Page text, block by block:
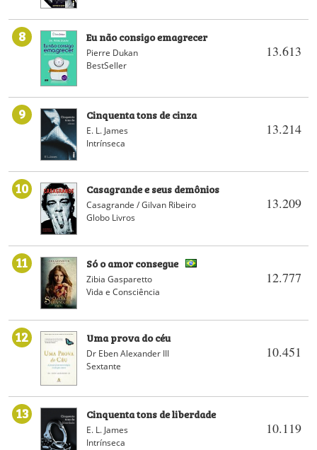
8
13.613
Eu não consigo emagrecer
Pierre Dukan
BestSeller
9
13.214
Cinquenta tons de cinza
E. L. James
Intrínseca
10
13.209
Casagrande e seus demônios
Casagrande / Gilvan Ribeiro
Globo Livros
11
12.777
Só o amor consegue
Zibia Gasparetto
Vida e Consciência
12
10.451
Uma prova do céu
Dr Eben Alexander III
Sextante
13
10.119
Cinquenta tons de liberdade
E. L. James
Intrínseca